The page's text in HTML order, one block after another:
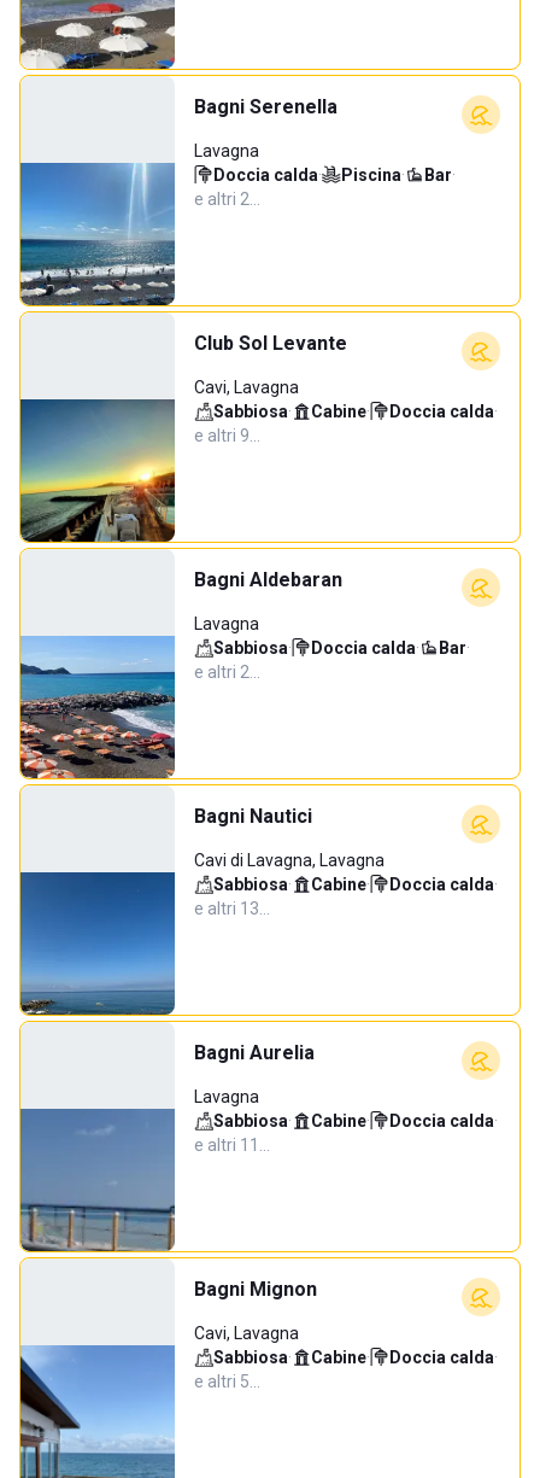
Bagni Serenella
Lavagna
Doccia calda· Piscina· Bar·
e altri 2…
Club Sol Levante
Cavi, Lavagna
Sabbiosa· Cabine· Doccia calda·
e altri 9…
Bagni Aldebaran
Lavagna
Sabbiosa· Doccia calda· Bar·
e altri 2…
Bagni Nautici
Cavi di Lavagna, Lavagna
Sabbiosa· Cabine· Doccia calda·
e altri 13…
Bagni Aurelia
Lavagna
Sabbiosa· Cabine· Doccia calda·
e altri 11…
Bagni Mignon
Cavi, Lavagna
Sabbiosa· Cabine· Doccia calda·
e altri 5…